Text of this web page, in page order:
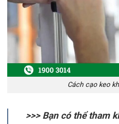
Cách cạo keo
>>> Bạn có thể tham